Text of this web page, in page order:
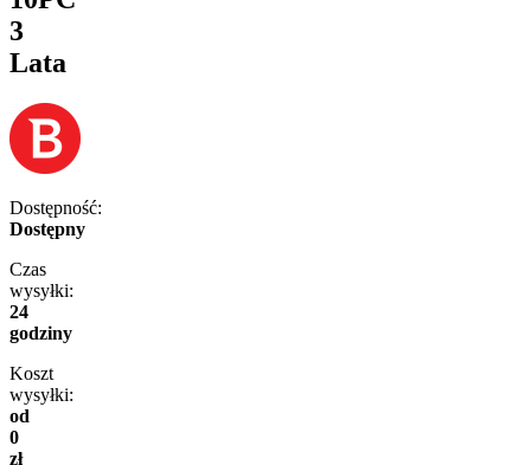
3
Lata
Dostępność:
Dostępny
Czas
wysyłki:
24
godziny
Koszt
wysyłki:
od
0
zł